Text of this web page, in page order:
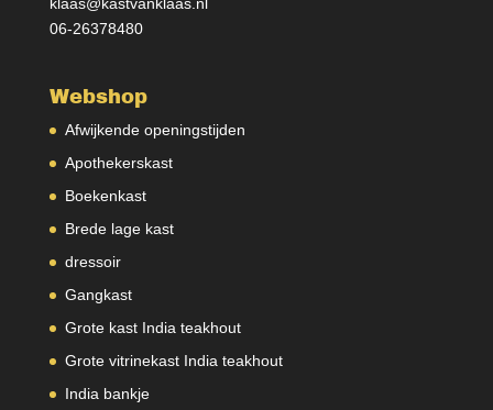
06-26378480
Webshop
Afwijkende openingstijden
Apothekerskast
Boekenkast
Brede lage kast
dressoir
Gangkast
Grote kast India teakhout
Grote vitrinekast India teakhout
India bankje